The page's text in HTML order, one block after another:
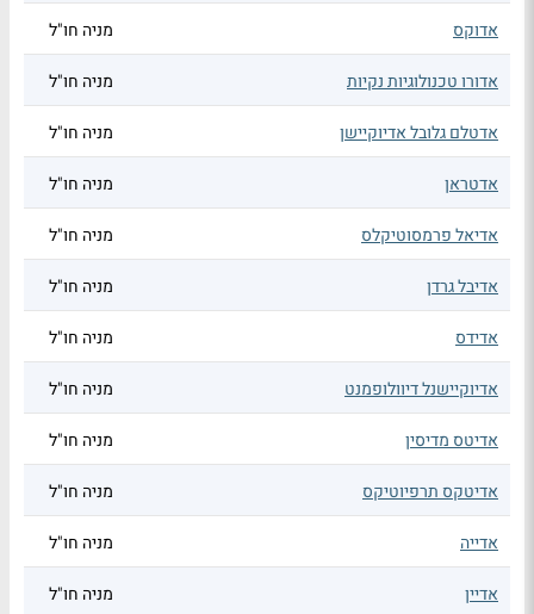
אדוקס מניה חו"ל
אדורו טכנולוגיות נקיות מניה חו"ל
אדטלם גלובל אדיוקיישן מניה חו"ל
אדטראן מניה חו"ל
אדיאל פרמסוטיקלס מניה חו"ל
אדיבל גרדן מניה חו"ל
אדידס מניה חו"ל
אדיוקיישנל דיוולופמנט מניה חו"ל
אדיטס מדיסין מניה חו"ל
אדיטקס תרפיוטיקס מניה חו"ל
אדייה מניה חו"ל
אדיין מניה חו"ל